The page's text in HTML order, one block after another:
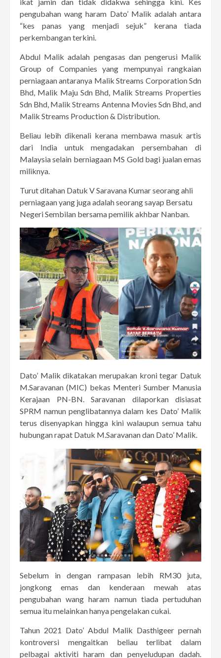
pengubahan wang haram Dato’ Malik adalah antara
“kes panas yang menjadi sejuk” kerana tiada
perkembangan terkini.
Abdul Malik adalah pengasas dan pengerusi Malik
Group of Companies yang mempunyai rangkaian
perniagaan antaranya Malik Streams Corporation Sdn
Bhd, Malik Maju Sdn Bhd, Malik Streams Properties
Sdn Bhd, Malik Streams Antenna Movies Sdn Bhd, and
Malik Streams Production & Distribution.
Beliau lebih dikenali kerana membawa masuk artis
dari India untuk mengadakan persembahan di
Malaysia selain berniagaan MS Gold bagi jualan emas
miliknya.
Turut ditahan Datuk V Saravana Kumar seorang ahli
perniagaan yang juga adalah seorang sayap Bersatu
Negeri Sembilan bersama pemilik akhbar Nanban.
Dato’ Malik dikatakan merupakan kroni tegar Datuk
M.Saravanan (MIC) bekas Menteri Sumber Manusia
Kerajaan PN-BN. Saravanan dilaporkan disiasat
SPRM namun penglibatannya dalam kes Dato’ Malik
terus disenyapkan hingga kini walaupun semua tahu
hubungan rapat Datuk M.Saravanan dan Dato’ Malik.
Sebelum in dengan rampasan lebih RM30 juta,
jongkong emas dan kenderaan mewah atas
pengubahan wang haram namun tiada pertuduhan
semua itu melainkan hanya pengelakan cukai.
Tahun 2021 Dato’ Abdul Malik Dasthigeer pernah
kontroversi mengaitkan beliau terlibat dalam
pelbagai aktiviti haram dan penyeludupan dadah.